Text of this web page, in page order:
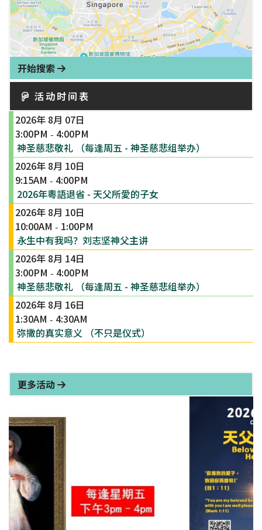
开始搜索
活动时间表
2026年 8月 07日
3:00PM - 4:00PM
神圣慈悲敬礼 （每逢周五 - 神圣慈悲组举办）
2026年 8月 10日
9:15AM - 4:00PM
2026年粵語退省 - 天父所愛的子女
2026年 8月 10日
10:00AM - 1:00PM
永生中有我吗？刘志坚神父主讲
2026年 8月 14日
3:00PM - 4:00PM
神圣慈悲敬礼 （每逢周五 - 神圣慈悲组举办）
2026年 8月 16日
1:30AM - 4:30AM
弥撒的真实意义 （不只是仪式）
更多活动